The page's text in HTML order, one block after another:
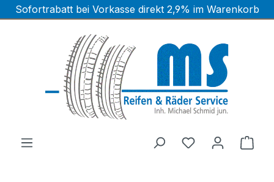
Zum Hauptinhalt springen
Sofortrabatt bei Vorkasse direkt 2,9% im Warenkorb